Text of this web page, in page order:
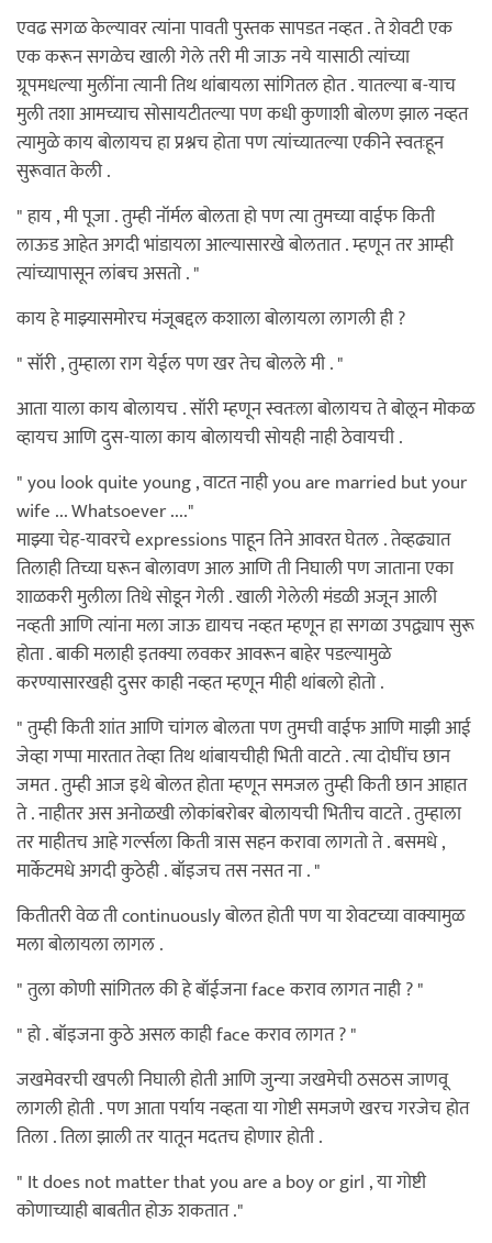
एवढ सगळ केल्यावर त्यांना पावती पुस्तक सापडत नव्हत . ते शेवटी एक
एक करून सगळेच खाली गेले तरी मी जाऊ नये यासाठी त्यांच्या
ग्रूपमधल्या मुलींना त्यानी तिथ थांबायला सांगितल होत . यातल्या ब-याच
मुली तशा आमच्याच सोसायटीतल्या पण कधी कुणाशी बोलण झाल नव्हत
त्यामुळे काय बोलायच हा प्रश्नच होता पण त्यांच्यातल्या एकीने स्वतःहून
सुरूवात केली .
" हाय , मी पूजा . तुम्ही नॉर्मल बोलता हो पण त्या तुमच्या वाईफ किती
लाऊड आहेत अगदी भांडायला आल्यासारखे बोलतात . म्हणून तर आम्ही
त्यांच्यापासून लांबच असतो . "
काय हे माझ्यासमोरच मंजूबद्दल कशाला बोलायला लागली ही ?
" सॉरी , तुम्हाला राग येईल पण खर तेच बोलले मी . "
आता याला काय बोलायच . सॉरी म्हणून स्वतःला बोलायच ते बोलून मोकळ
व्हायच आणि दुस-याला काय बोलायची सोयही नाही ठेवायची .
" you look quite young , वाटत नाही you are married but your
wife ... Whatsoever ...."
माझ्या चेह-यावरचे expressions पाहून तिने आवरत घेतल . तेव्हढ्यात
तिलाही तिच्या घरून बोलावण आल आणि ती निघाली पण जाताना एका
शाळकरी मुलीला तिथे सोडून गेली . खाली गेलेली मंडळी अजून आली
नव्हती आणि त्यांना मला जाऊ द्यायच नव्हत म्हणून हा सगळा उपद्व्याप सुरू
होता . बाकी मलाही इतक्या लवकर आवरून बाहेर पडल्यामुळे
करण्यासारखही दुसर काही नव्हत म्हणून मीही थांबलो होतो .
" तुम्ही किती शांत आणि चांगल बोलता पण तुमची वाईफ आणि माझी आई
जेव्हा गप्पा मारतात तेव्हा तिथ थांबायचीही भिती वाटते . त्या दोघींच छान
जमत . तुम्ही आज इथे बोलत होता म्हणून समजल तुम्ही किती छान आहात
ते . नाहीतर अस अनोळखी लोकांबरोबर बोलायची भितीच वाटते . तुम्हाला
तर माहीतच आहे गर्ल्सला किती त्रास सहन करावा लागतो ते . बसमधे ,
मार्केटमधे अगदी कुठेही . बॉइजच तस नसत ना . "
कितीतरी वेळ ती continuously बोलत होती पण या शेवटच्या वाक्यामुळ
मला बोलायला लागल .
" तुला कोणी सांगितल की हे बॉईजना face कराव लागत नाही ? "
" हो . बॉइजना कुठे असल काही face कराव लागत ? "
जखमेवरची खपली निघाली होती आणि जुन्या जखमेची ठसठस जाणवू
लागली होती . पण आता पर्याय नव्हता या गोष्टी समजणे खरच गरजेच होत
तिला . तिला झाली तर यातून मदतच होणार होती .
" It does not matter that you are a boy or girl , या गोष्टी
कोणाच्याही बाबतीत होऊ शकतात ."